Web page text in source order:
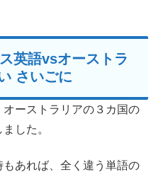
英語vsオーストラ
さいごに
ーストラリアの３カ国の
した。
あれば、全く違う単語の